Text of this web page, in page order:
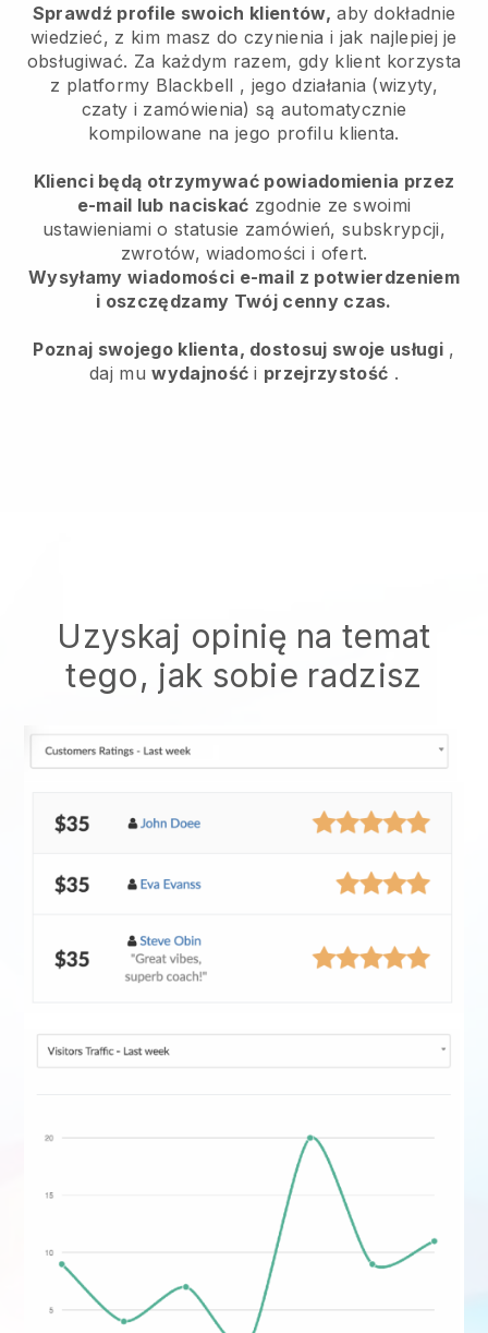
Sprawdź profile swoich klientów, aby dokładnie
wiedzieć, z kim masz do czynienia i jak najlepiej je
obsługiwać. Za każdym razem, gdy klient korzysta
z platformy Blackbell , jego działania (wizyty,
czaty i zamówienia) są automatycznie
kompilowane na jego profilu klienta.
Klienci będą otrzymywać powiadomienia przez
e-mail lub naciskać zgodnie ze swoimi
ustawieniami o statusie zamówień, subskrypcji,
zwrotów, wiadomości i ofert.
Wysyłamy wiadomości e-mail z potwierdzeniem
i oszczędzamy Twój cenny czas.
Poznaj swojego klienta, dostosuj swoje usługi,
daj muwydajność i przejrzystość .
Uzyskaj opinię na temat
tego, jak sobie radzisz